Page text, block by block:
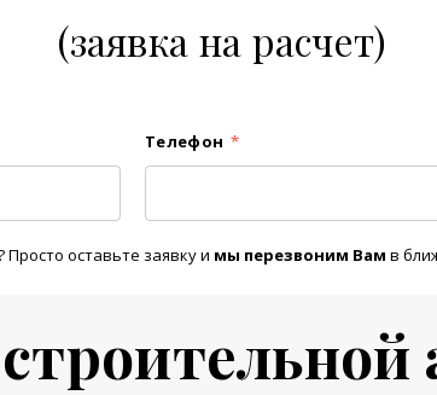
(заявка на расчет)
Телефон *
оставьте заявку и мы перезвоним Вам в